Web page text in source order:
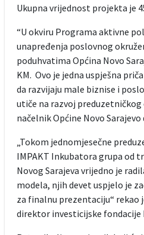
Ukupna vrijednost projekta je
“U okviru Programa aktivne
unapređenja poslovnog
poduhvatima Općina Novo
KM. Ovo je jedna uspješna
da razvijaju male biznise i
utiče na razvoj preduzetničkog
načelnik Općine Novo Sarajevo
„Tokom jednomjesečne
IMPAKT Inkubatora grupa od
Novog Sarajeva vrijedno je
modela, njih devet uspjelo je
za finalnu prezentaciju“ rekao
direktor investicijske fondacije